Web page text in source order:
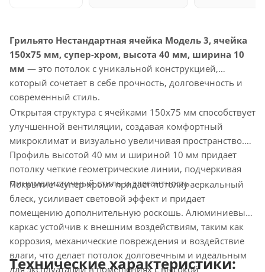
Грильято Нестандартная ячейка Модель 3, ячейка
150х75 мм, супер-хром, высота 40 мм, ширина 10
мм — это потолок с уникальной конструкцией,
который сочетает в себе прочность, долговечность и
современный стиль.
Открытая структура с ячейками 150х75 мм способствует
улучшенной вентиляции, создавая комфортный
микроклимат и визуально увеличивая пространство.
Профиль высотой 40 мм и шириной 10 мм придает
потолку четкие геометрические линии, подчеркивая
минималистичный стиль и элегантность.
Покрытие «супер-хром» придает потолку зеркальный
блеск, усиливает световой эффект и придает
помещению дополнительную роскошь. Алюминиевый
каркас устойчив к внешним воздействиям, таким как
коррозия, механические повреждения и воздействие
влаги, что делает потолок долговечным и идеальным
для эксплуатации в помещениях с высокой
Технические характеристики: